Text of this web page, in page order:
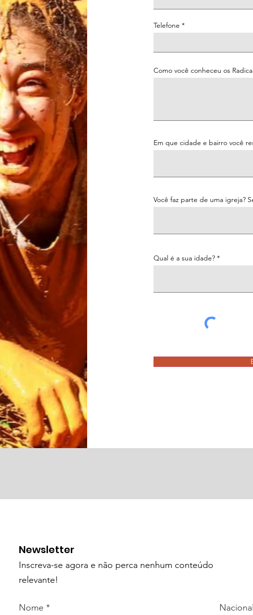
Telefone
Como você conheceu os
Em que cidade e bairro você
Você faz parte de uma igreja?
Qual é a sua idade?
Newsletter
Inscreva-se agora e não perca nenhum conteúdo
relevante!
Nome